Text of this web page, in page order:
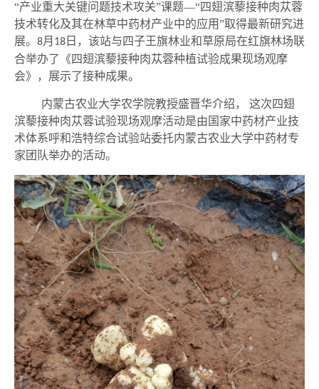
“产业重大关键问题技术攻关”课题—“四翅滨藜接种肉苁蓉
技术转化及其在林草中药材产业中的应用”取得最新研究进
展。 8月 18 日 ， 该站与四子王旗林业和草原局在红旗林场联
合举办了《四翅滨藜接种肉苁蓉种植试验成果现场观摩
会》，展示了接种成果。
内蒙古农业大学农学院教授盛晋华介绍， 这次四翅
滨藜接种肉苁蓉试验现场观摩活动是由国家中药材产业技
术体系呼和浩特综合试验站委托内蒙古农业大学中药材专
家团队举办的活动。